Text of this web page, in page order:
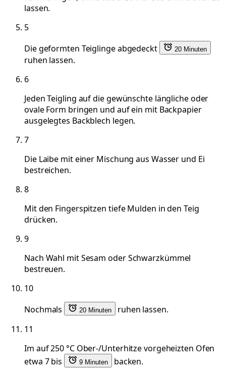
lassen.
5
Die geformten Teiglinge abgedeckt
20 Minuten
ruhen lassen.
6
Jeden Teigling auf die gewünschte längliche oder
ovale Form bringen und auf ein mit Backpapier
ausgelegtes Backblech legen.
7
Die Laibe mit einer Mischung aus Wasser und Ei
bestreichen.
8
Mit den Fingerspitzen tiefe Mulden in den Teig
drücken.
9
Nach Wahl mit Sesam oder Schwarzkümmel
bestreuen.
10
Nochmals
20 Minuten
ruhen lassen.
11
Im auf 250 °C Ober-/Unterhitze vorgeheizten Ofen
etwa 7 bis
9 Minuten
backen.